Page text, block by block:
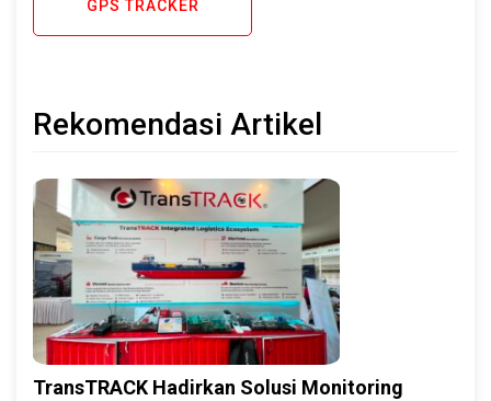
GPS TRACKER
Rekomendasi Artikel
TransTRACK Hadirkan Solusi Monitoring